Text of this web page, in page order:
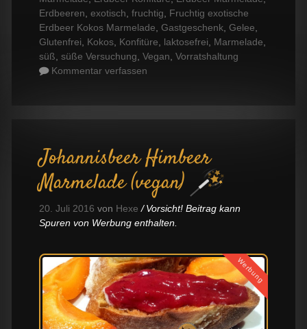
Erdbeeren, exotisch, fruchtig, Fruchtig exotische
Erdbeer Kokos Marmelade, Gastgeschenk, Gelee,
Glutenfrei, Kokos, Konfitüre, laktosefrei, Marmelade,
süß, süße Versuchung, Vegan, Vorratshaltung
Kommentar verfassen
Johannisbeer Himbeer
Marmelade (vegan)
20. Juli 2016 von Hexe
Vorsicht! Beitrag kann
Spuren von Werbung enthalten.
Werbung